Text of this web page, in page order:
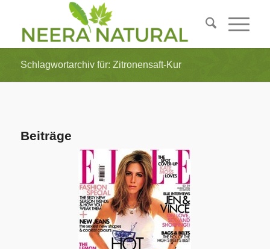
Schlagwortarchiv für: Zitronensaft-Kur
Beiträge